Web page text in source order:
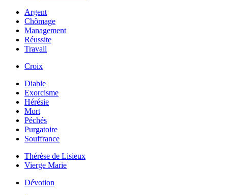
Argent
Chômage
Management
Réussite
Travail
Croix
Diable
Exorcisme
Hérésie
Mort
Péchés
Purgatoire
Souffrance
Thérèse de Lisieux
Vierge Marie
Dévotion